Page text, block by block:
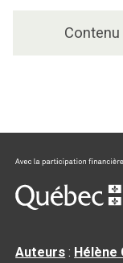
Contenu
Auteurs :